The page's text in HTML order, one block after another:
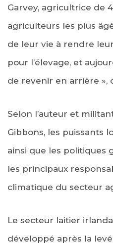
Garvey, agricultrice de
agriculteurs les plus
de leur vie à rendre
pour l’élevage, et
de revenir en arrière »,
Selon l’auteur et
Gibbons, les puissants
ainsi que les politiques
les principaux
climatique du secteur
Le secteur laitier
développé après la